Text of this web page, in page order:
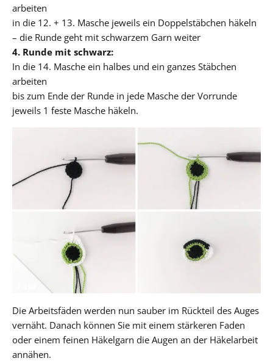
arbeiten
in die 12. + 13. Masche jeweils ein Doppelstäbchen häkeln
– die Runde geht mit schwarzem Garn weiter
4. Runde mit schwarz:
In die 14. Masche ein halbes und ein ganzes Stäbchen
arbeiten
bis zum Ende der Runde in jede Masche der Vorrunde
jeweils 1 feste Masche häkeln.
Die Arbeitsfäden werden nun sauber im Rückteil des Auges
vernäht. Danach können Sie mit einem stärkeren Faden
oder einem feinen Häkelgarn die Augen an der Häkelarbeit
annähen.